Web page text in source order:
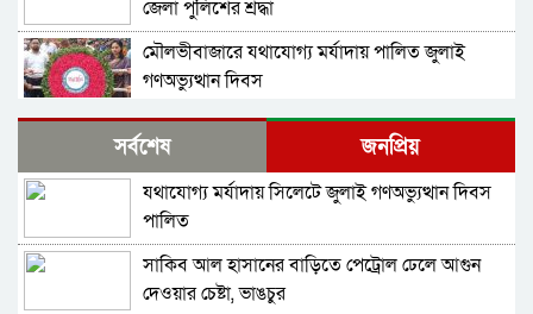
জেলা পুলিশের শ্রদ্ধা
মৌলভীবাজারে যথাযোগ্য মর্যাদায় পালিত জুলাই
গণঅভ্যুত্থান দিবস
কুষ্টিয়ায় নানা আয়োজনে জুলাই গণঅভ্যুত্থান দিবস
পালিত
শেখ হাসিনার বক্তব্য প্রচারে নিষেধাজ্ঞার যৌক্তিকতা
নিয়ে রুমিন ফারহানার প্রশ্ন
শেখ হাসিনাকে অডিও বার্তার সুযোগ দেওয়া ভারতের
‘ডাবল স্ট্যান্ডার্ড’: রিজভী
সর্বশেষ জনপ্রিয়
যথাযোগ্য মর্যাদায় সিলেটে জুলাই গণঅভ্যুত্থান দিবস
পালিত
সাকিব আল হাসানের বাড়িতে পেট্রোল ঢেলে আগুন
দেওয়ার চেষ্টা, ভাঙচুর